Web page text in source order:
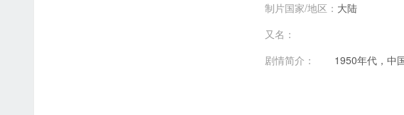
制片国家/地区： 大陆
又名：
剧情简介：
1950年代，中国